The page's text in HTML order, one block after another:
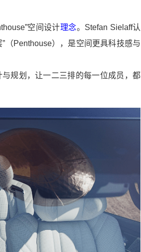
空间设计理念。Stefan Sielaff认
（Penthouse），是空间更具科技感与
规划，让一二三排的每一位成员，都